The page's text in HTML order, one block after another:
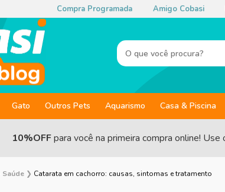
Compra Programada Amigo Cobasi
Gato Outros Pets Aquarismo Casa & Piscina
10%OFFpara você na primeira compra online! Use
Saúde ❯ Catarata em cachorro: causas, sintomas e tratamento